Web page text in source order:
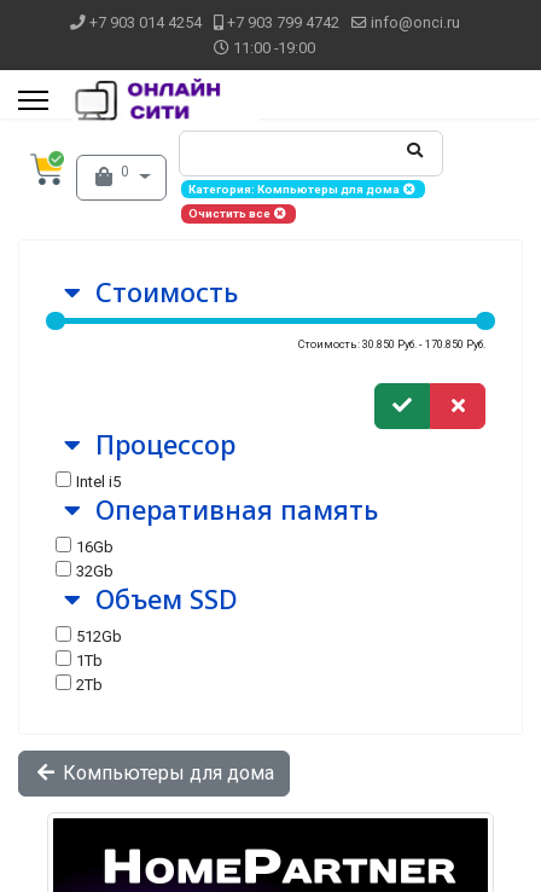
+7 903 014 4254 +7 903 799 4742
info@onci.ru
11:00 -19:00
0
Категория: Компьютеры для дома
Очистить все
Стоимость
Стоимость: 30.850 Руб. - 170.850 Руб.
Процессор
Intel i5
Оперативная память
16Gb
32Gb
Объем SSD
512Gb
1Tb
2Tb
Компьютеры для дома